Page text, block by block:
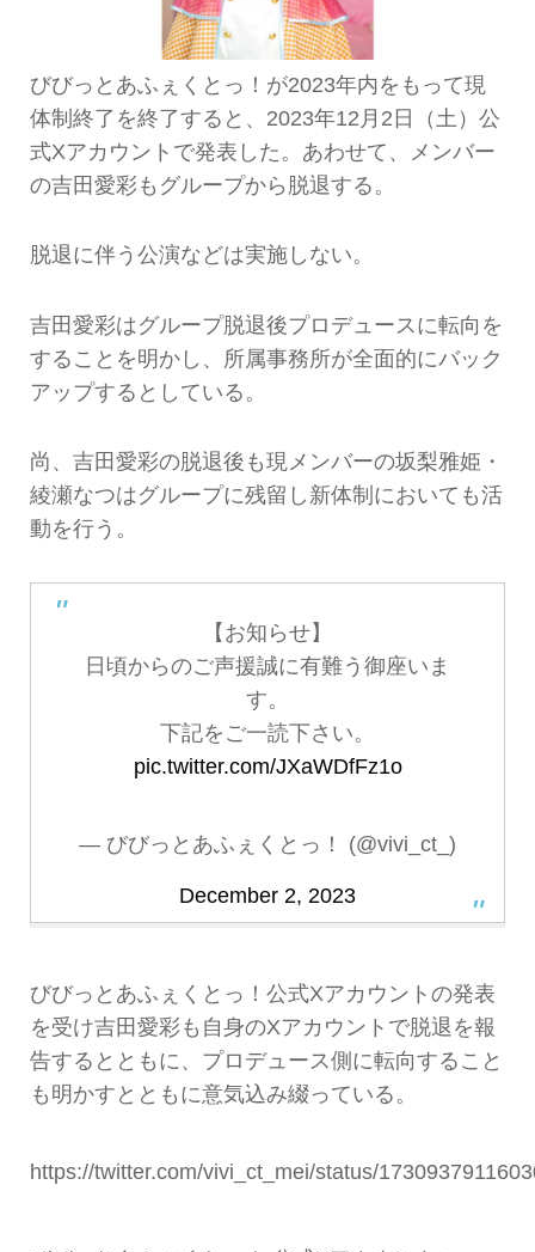
びびっとあふぇくとっ！が2023年内をもって現
体制終了を終了すると、2023年12月2日（土）公
式Xアカウントで発表した。あわせて、メンバー
の吉田愛彩もグループから脱退する。
脱退に伴う公演などは実施しない。
吉田愛彩はグループ脱退後プロデュースに転向を
することを明かし、所属事務所が全面的にバック
アップするとしている。
尚、吉田愛彩の脱退後も現メンバーの坂梨雅姫・
綾瀬なつはグループに残留し新体制においても活
動を行う。
【お知らせ】
日頃からのご声援誠に有難う御座いま
す。
下記をご一読下さい。
pic.twitter.com/JXaWDfFz1o
— びびっとあふぇくとっ！ (@vivi_ct_)
December 2, 2023
びびっとあふぇくとっ！公式Xアカウントの発表
を受け吉田愛彩も自身のXアカウントで脱退を報
告するとともに、プロデュース側に転向すること
も明かすとともに意気込み綴っている。
https://twitter.com/vivi_ct_mei/status/